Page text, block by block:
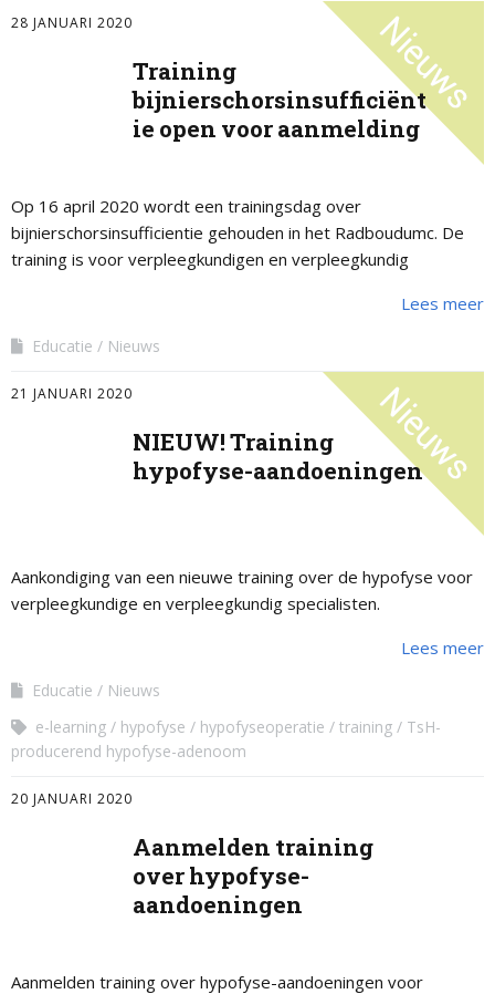
28 JANUARI 2020
Training
bijnierschorsinsufficiënt
ie open voor aanmelding
Op 16 april 2020 wordt een trainingsdag over
bijnierschorsinsufficientie gehouden in het Radboudumc. De
training is voor verpleegkundigen en verpleegkundig
Lees meer
Educatie Nieuws
21 JANUARI 2020
NIEUW! Training
hypofyse-aandoeningen
Aankondiging van een nieuwe training over de hypofyse voor
verpleegkundige en verpleegkundig specialisten.
Lees meer
Educatie
Nieuws
e-learning
hypofyse hypofyseoperatie training
TsH-
producerend hypofyse-adenoom
20 JANUARI 2020
Aanmelden training
over hypofyse-
aandoeningen
Aanmelden training over hypofyse-aandoeningen voor